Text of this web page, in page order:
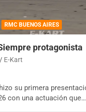
RMC BUENOS AIRES
protagonista
E-Kart
su primera
con una actuación que…